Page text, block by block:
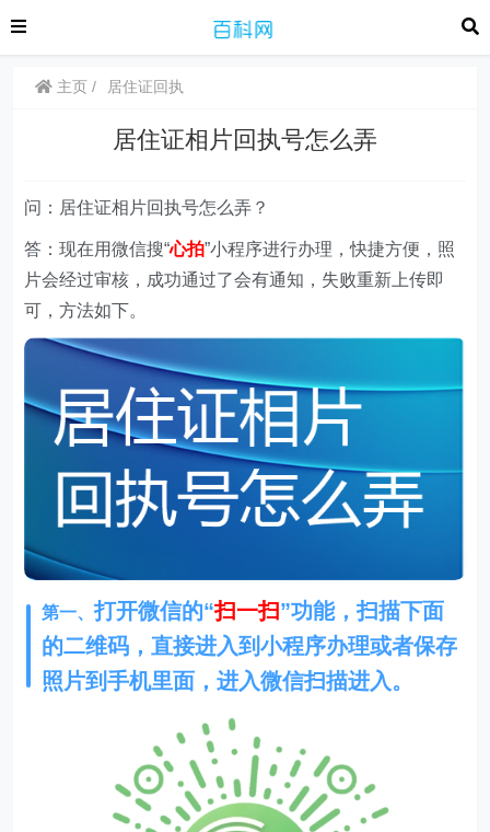
主页 居住证回执
居住证相片回执号怎么弄
问：居住证相片回执号怎么弄？
答：现在用微信搜“心拍”小程序进行办理，快捷方便，照
片会经过审核，成功通过了会有通知，失败重新上传即
可，方法如下。
第一、打开微信的“扫一扫”功能，扫描下面
的二维码，直接进入到小程序办理或者保存
照片到手机里面，进入微信扫描进入。